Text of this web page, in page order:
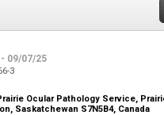
- 09/07/25
3
Ocular Pathology Service,
Saskatchewan S7N5B4, Canada